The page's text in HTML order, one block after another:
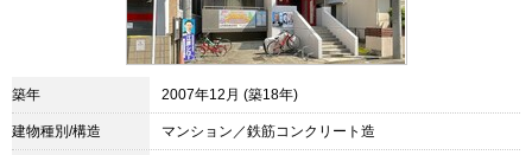
築年 2007年12月 (築18年)
建物種別/構造 マンション／鉄筋コンクリート造